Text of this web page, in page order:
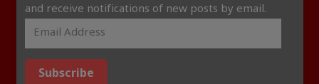
and receive notifications of new posts by email.
Subscribe